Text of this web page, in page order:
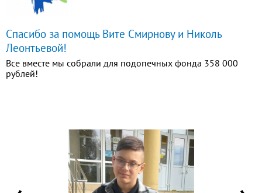
Спасибо за помощь Вите Смирнову и Николь
Леонтьевой!
Все вместе мы собрали для подопечных фонда 358 000
рублей!